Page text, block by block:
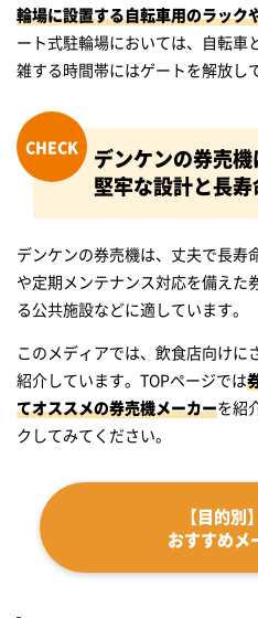
輪場に設置する自転車用のラック
ート式駐輪場においては、自転車
雑する時間帯にはゲートを解放し
デンケンの券売機
堅牢な設計と長
デンケンの券売機は、丈夫で長寿
や定期メンテナンス対応を備えた
る公共施設などに適しています。
このメディアでは、飲食店向けに
紹介しています。TOPページでは
てオススメの券売機メーカーを紹
クしてみてください。
【目的別
おすすめメ